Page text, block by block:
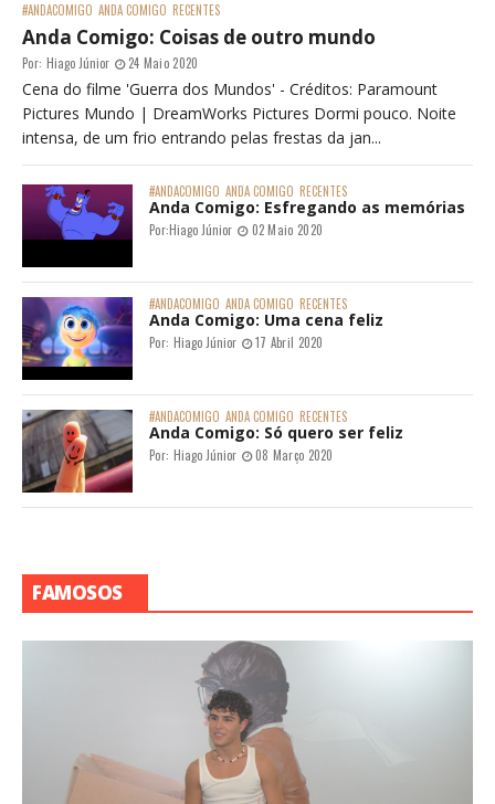
#ANDACOMIGO ANDA COMIGO RECENTES
Anda Comigo: Coisas de outro mundo
Por: Hiago Júnior 24 Maio 2020
Cena do filme 'Guerra dos Mundos' - Créditos: Paramount
Pictures Mundo | DreamWorks Pictures Dormi pouco. Noite
intensa, de um frio entrando pelas frestas da jan...
#ANDACOMIGO ANDA COMIGO RECENTES
Anda Comigo: Esfregando as memórias
Por:Hiago Júnior 02 Maio 2020
#ANDACOMIGO ANDA COMIGO RECENTES
Anda Comigo: Uma cena feliz
Por: Hiago Júnior 17 Abril 2020
#ANDACOMIGO ANDA COMIGO RECENTES
Anda Comigo: Só quero ser feliz
Por: Hiago Júnior 08 Março 2020
FAMOSOS